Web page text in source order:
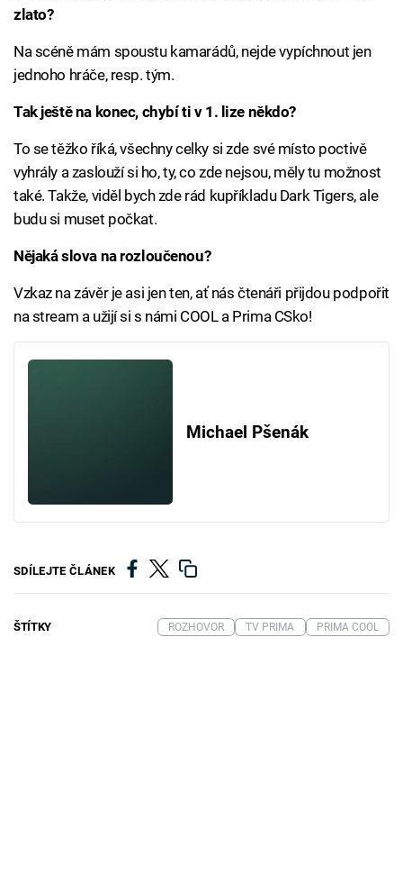
zlato?
Na scéně mám spoustu kamarádů, nejde vypíchnout jen
jednoho hráče, resp. tým.
Tak ještě na konec, chybí ti v 1. lize někdo?
To se těžko říká, všechny celky si zde své místo poctivě
vyhrály a zaslouží si ho, ty, co zde nejsou, měly tu možnost
také. Takže, viděl bych zde rád kupříkladu Dark Tigers, ale
budu si muset počkat.
Nějaká slova na rozloučenou?
Vzkaz na závěr je asi jen ten, ať nás čtenáři přijdou podpořit
na stream a užijí si s námi COOL a Prima CSko!
Michael Pšenák
SDÍLEJTE ČLÁNEK
ŠTÍTKY ROZHOVOR TV PRIMA PRIMA COOL